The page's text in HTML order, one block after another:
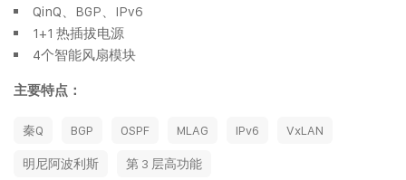
QinQ、BGP、IPv6
1+1 热插拔电源
4个智能风扇模块
主要特点：
秦Q BGP OSPF MLAG IPv6 VxLAN
明尼阿波利斯 第 3 层高功能